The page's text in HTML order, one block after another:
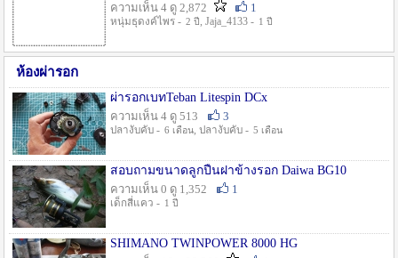
ความเห็น 4 ดู 2,872
1
หนุ่มธุดงค์ไพร - 2 ปี , Jaja_4133 - 1 ปี
ห้องผ่ารอก
ผ่ารอกเบทTeban Litespin DCx
ความเห็น 4 ดู 513
3
ปลางับคับ - 6 เดือน, ปลางับคับ - 5 เดือน
สอบถามขนาดลูกปืนฝาข้างรอก Daiwa BG10
ความเห็น 0 ดู 1,352
1
เด็กสี่แคว - 1 ปี
SHIMANO TWINPOWER 8000 HG